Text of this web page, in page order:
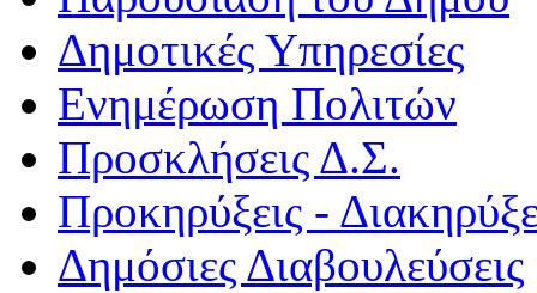
Δημοτικές Υπηρεσίες
Ενημέρωση Πολιτών
Προσκλήσεις Δ.Σ.
Προκηρύξεις -
Δημόσιες Διαβουλεύσεις